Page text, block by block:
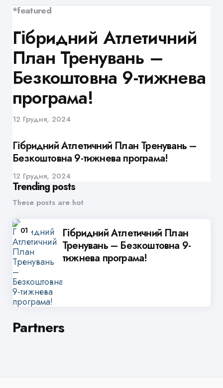
*featured
Гібридний Атлетичний
План Тренувань –
Безкоштовна 9-тижнева
програма!
12 Грудня, 2024
Гібридний Атлетичний План Тренувань –
Безкоштовна 9-тижнева програма!
12 Грудня, 2024
Trending posts
These posts are hot
01
Гібридний Атлетичний План
Тренувань – Безкоштовна 9-
тижнева програма!
Partners